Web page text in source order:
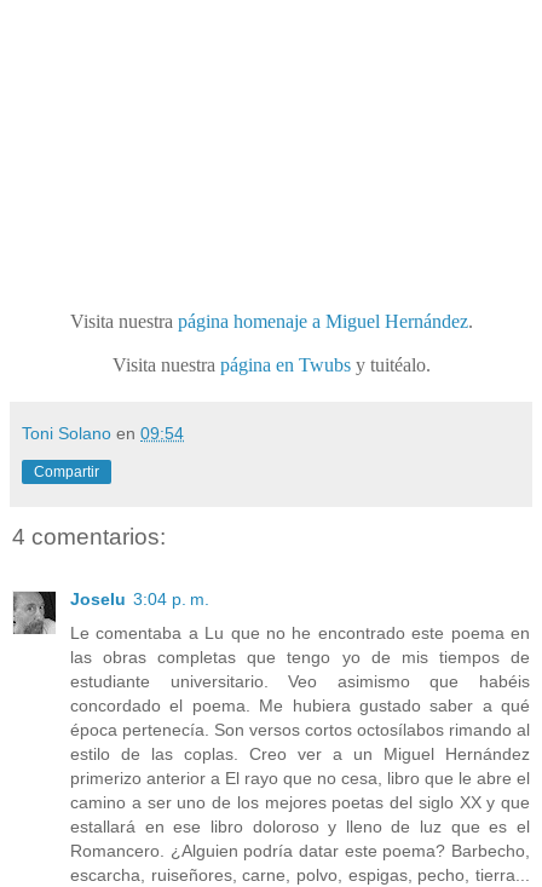
Visita nuestra página homenaje a Miguel Hernández.
Visita nuestra página en Twubsy tuitéalo.
Toni Solano en 09:54
Compartir
4 comentarios:
Joselu 3:04 p. m.
Le comentaba a Lu que no he encontrado este poema en
las obras completas que tengo yo de mis tiempos de
estudiante universitario. Veo asimismo que habéis
concordado el poema. Me hubiera gustado saber a qué
época pertenecía. Son versos cortos octosílabos rimando al
estilo de las coplas. Creo ver a un Miguel Hernández
primerizo anterior a El rayo que no cesa, libro que le abre el
camino a ser uno de los mejores poetas del siglo XX y que
estallará en ese libro doloroso y lleno de luz que es el
Romancero. ¿Alguien podría datar este poema? Barbecho,
escarcha, ruiseñores, carne, polvo, espigas, pecho, tierra...